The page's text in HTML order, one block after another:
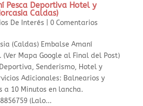
Pesca Deportiva Hotel y
Caldas)
De Interés 0 Comentarios
(Caldas) Embalse Amaní
(Ver Mapa Google al Final del Post)
Senderismo, Hotel y
Adicionales: Balnearios y
a 10 Minutos en lancha.
(Lalo...